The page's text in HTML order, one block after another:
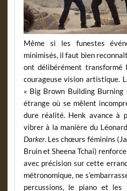
Même si les funestes
minimisés, il faut bien
ont délibérément transformé
courageuse vision artistique.
« Big Brown Building Burning
étrange où se mêlent
dure réalité. Henk avance à
vibrer à la manière du
Darker. Les chœurs féminins
Bruin et Sheena Tchai)
avec précision sur cette
métronomique, ne
percussions, le piano et les